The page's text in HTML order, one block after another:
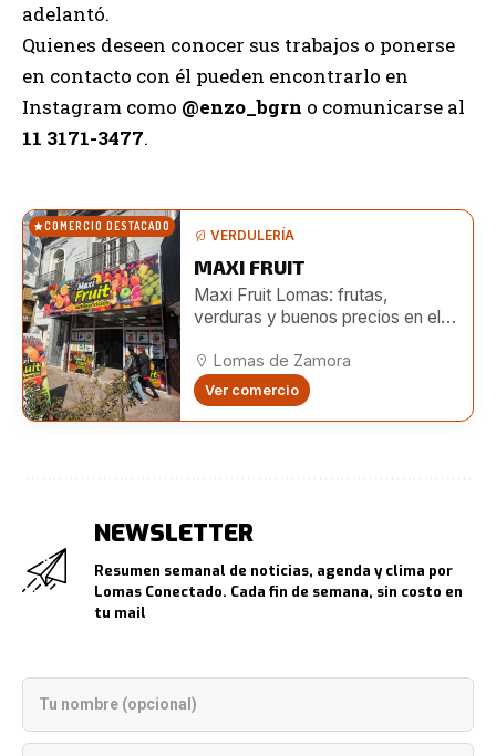
adelantó.
Quienes deseen conocer sus trabajos o ponerse
en contacto con él pueden encontrarlo en
Instagram como @enzo_bgrn o comunicarse al
11 3171-3477.
COMERCIO DESTACADO
VERDULERÍA
MAXI FRUIT
Maxi Fruit Lomas: frutas,
verduras y buenos precios en el
Lomas de Zamora
Ver comercio
NEWSLETTER
Resumen semanal de noticias, agenda y clima por
Lomas Conectado. Cada fin de semana, sin costo en
tu mail